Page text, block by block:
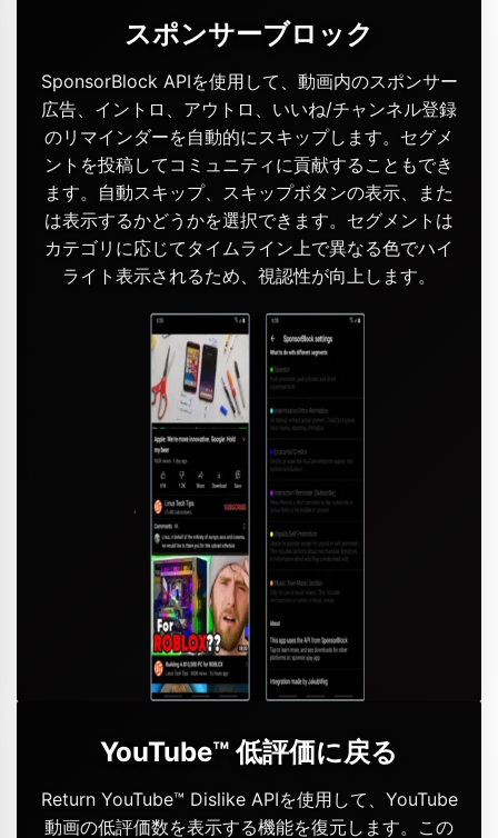
スポンサーブロック
SponsorBlock APIを使用して、動画内のスポンサー
広告、イントロ、アウトロ、いいね/チャンネル登録
のリマインダーを自動的にスキップします。セグメ
ントを投稿してコミュニティに貢献することもでき
ます。自動スキップ、スキップボタンの表示、また
は表示するかどうかを選択できます。セグメントは
カテゴリに応じてタイムライン上で異なる色でハイ
ライト表示されるため、視認性が向上します。
YouTube™ 低評価に戻る
Return YouTube™ Dislike APIを使用して、YouTube
動画の低評価数を表示する機能を復元します。この